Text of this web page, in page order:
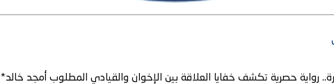
رواية حصرية تكشف خفايا العلاقة بين الإخوان والقيادي المطلوب أمجد خالد*